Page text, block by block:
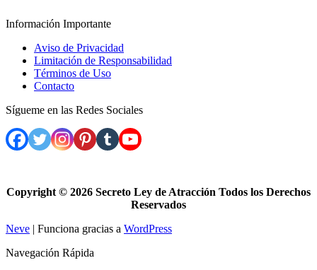
Información Importante
Aviso de Privacidad
Limitación de Responsabilidad
Términos de Uso
Contacto
Sígueme en las Redes Sociales
Copyright © 2026 Secreto Ley de Atracción Todos los Derechos
Reservados
Neve | Funciona gracias a WordPress
Navegación Rápida